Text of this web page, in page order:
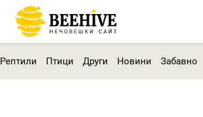
Рептили Птици Други Новини Забавно